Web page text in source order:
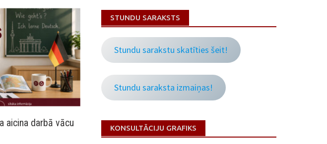
aicina darbā vācu
STUNDU SARAKSTS
Stundu sarakstu skatīties šeit!
Stundu saraksta izmaiņas!
KONSULTĀCIJU GRAFIKS